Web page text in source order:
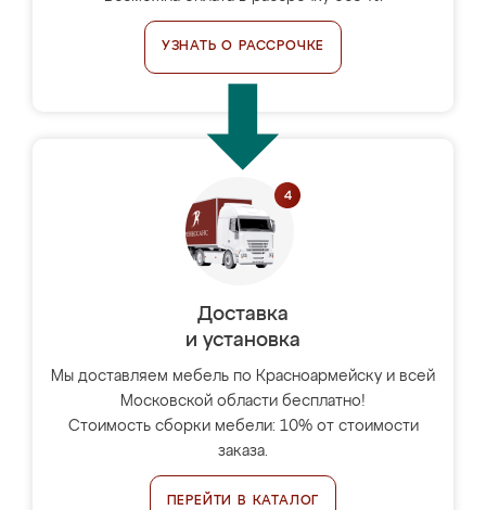
УЗНАТЬ О РАССРОЧКЕ
Доставка
и установка
Мы доставляем мебель по Красноармейску и всей
Московской области бесплатно!
Стоимость сборки мебели: 10% от стоимости
заказа.
ПЕРЕЙТИ В КАТАЛОГ